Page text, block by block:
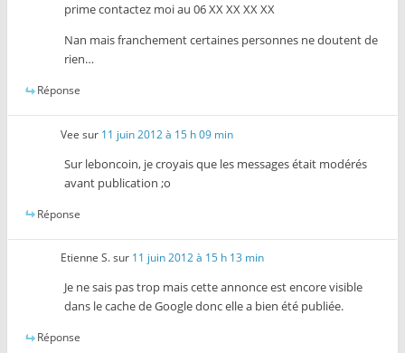
prime contactez moi au 06 XX XX XX XX
Nan mais franchement certaines personnes ne doutent de
rien…
Réponse
Vee sur 11 juin 2012 à 15 h 09 min
Sur leboncoin, je croyais que les messages était modérés
avant publication ;o
Réponse
Etienne S.sur 11 juin 2012 à 15 h 13 min
Je ne sais pas trop mais cette annonce est encore visible
dans le cache de Google donc elle a bien été publiée.
Réponse